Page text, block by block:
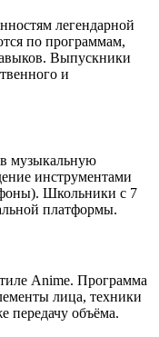
легендарной
по программам,
Выпускники
и
музыкальную
инструментами
Школьники с 7
платформы.
Anime. Программа
лица, техники
передачу объёма.